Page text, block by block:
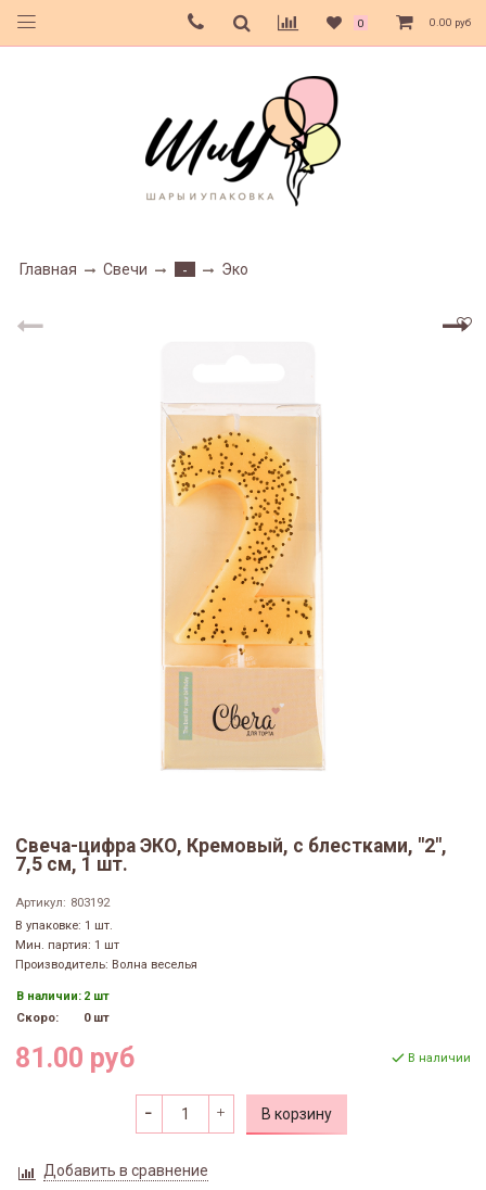
0 0.00 руб
Главная Свечи - Эко
Свеча-цифра ЭКО, Кремовый, с блестками, "2",
7,5 см, 1 шт.
Артикул: 803192
В упаковке: 1 шт.
Мин. партия: 1 шт
Производитель: Волна веселья
В наличии: 2 шт
Скоро:
0 шт
81.00 руб В наличии
В корзину
Добавить в сравнение